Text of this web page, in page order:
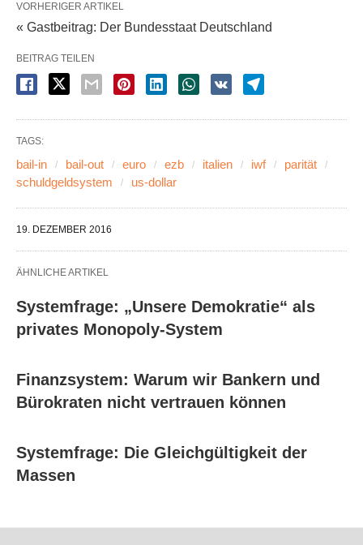
VORHERIGER ARTIKEL
« Gastbeitrag: Der Bundesstaat Deutschland
BEITRAG TEILEN
TAGS:
bail-in bail-out euro ezb italien iwf
parität
schuldgeldsystem
us-dollar
19. DEZEMBER 2016
ÄHNLICHE ARTIKEL
Systemfrage: „Unsere Demokratie“ als
privates Monopoly-System
Finanzsystem: Warum wir Bankern und
Bürokraten nicht vertrauen können
Systemfrage: Die Gleichgültigkeit der
Massen